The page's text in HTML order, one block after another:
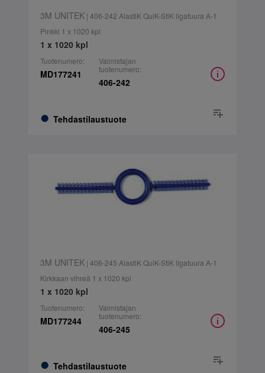
3M UNITEK| 406-242 AlastiK QuiK-StiK ligatuura A-1
Pinkki 1 x 1020 kpl
1 x 1020 kpl
Tuotenumero:
MD177241
Tehdastilaustuote
Valmistajan
tuotenumero:
406-242
3M UNITEK| 406-245 AlastiK QuiK-StiK ligatuura A-1
Kirkkaan vihreä 1 x 1020 kpl
1 x 1020 kpl
Tuotenumero:
MD177244
Tehdastilaustuote
Valmistajan
tuotenumero:
406-245